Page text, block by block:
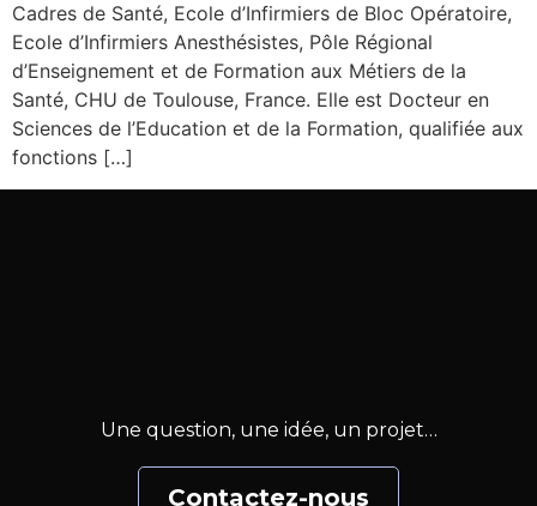
Cadres de Santé, Ecole d’Infirmiers de Bloc Opératoire,
Ecole d’Infirmiers Anesthésistes, Pôle Régional
d’Enseignement et de Formation aux Métiers de la
Santé, CHU de Toulouse, France. Elle est Docteur en
Sciences de l’Education et de la Formation, qualifiée aux
fonctions […]
Une question, une idée, un projet…
Contactez-nous